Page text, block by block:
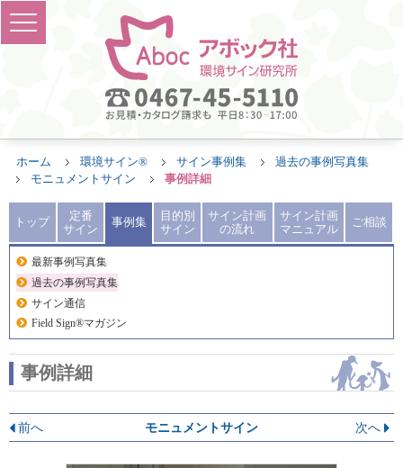
ホーム 環境サイン® サイン事例集
過去の事例写真集
モニュメントサイン
事例詳細
トップ
定番
サイン
事例集
目的別
サイン
サイン計画
の流れ
サイン計画
マニュアル
ご相談
最新事例写真集
過去の事例写真集
サイン通信
Field Sign®マガジン
事例詳細
前へ 次へ
モニュメントサイン